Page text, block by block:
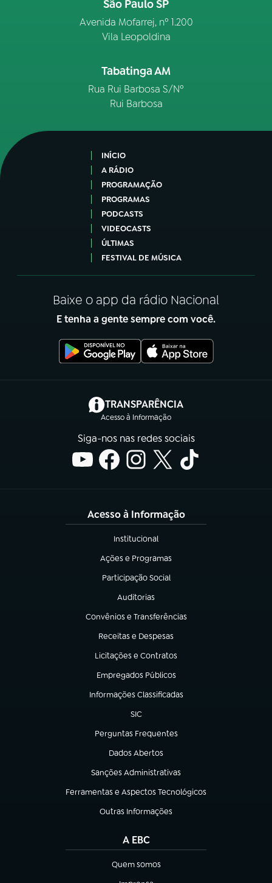
São Paulo SP
Avenida Mofarrej, nº 1.200
Vila Leopoldina
Tabatinga AM
Rua Rui Barbosa S/Nº
Rui Barbosa
INÍCIO
A RÁDIO
PROGRAMAÇÃO
PROGRAMAS
PODCASTS
VIDEOCASTS
ÚLTIMAS
FESTIVAL DE MÚSICA
Baixe o app da rádio Nacional
E tenha a gente sempre com você.
TRANSPARÊNCIA
Acesso à Informação
(abre em nova aba)
Siga-nos nas redes sociais
Acesso à Informação
Institucional
(abre em nova aba)
Ações e Programas
(abre em nova aba)
Participação Social
(abre em nova aba)
Auditorias
(abre em nova aba)
Convênios e Transferências
(abre em nova aba)
Receitas e Despesas
(abre em nova aba)
Licitações e Contratos
(abre em nova aba)
Empregados Públicos
(abre em nova aba)
Informações Classificadas
(abre em nova aba)
SIC
(abre em nova aba)
Perguntas Frequentes
(abre em nova aba)
Dados Abertos
(abre em nova aba)
Sanções Administrativas
(abre em nova aba)
Ferramentas e Aspectos Tecnológicos
(abre em nova aba)
Outras Informações
(abre em nova aba)
A EBC
Quem somos
(abre em nova aba)